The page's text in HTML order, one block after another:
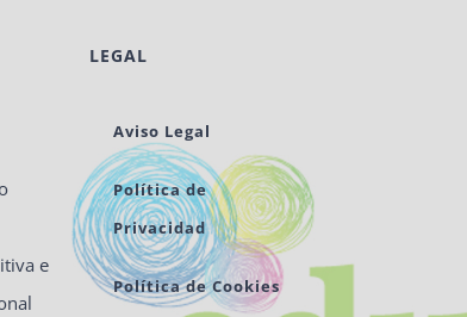
e
LEGAL
Aviso Legal
Política de
Privacidad
Política de Cookies